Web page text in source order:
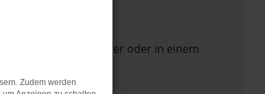
anderen Browser oder in einem
Zudem werden